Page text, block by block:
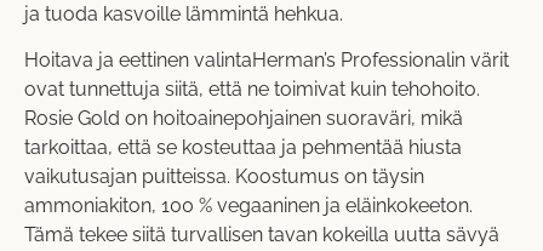
ja tuoda kasvoille lämmintä hehkua.
Hoitava ja eettinen valintaHerman’s Professionalin värit
ovat tunnettuja siitä, että ne toimivat kuin tehohoito.
Rosie Gold on hoitoainepohjainen suoraväri, mikä
tarkoittaa, että se kosteuttaa ja pehmentää hiusta
vaikutusajan puitteissa. Koostumus on täysin
ammoniakiton, 100 % vegaaninen ja eläinkokeeton.
Tämä tekee siitä turvallisen tavan kokeilla uutta sävyä